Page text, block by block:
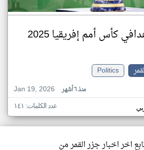
كأس أمم إفريقيا 2025
Politics
Jan 19, 2026
منذ ٦ أشهر
عدد الكلمات: ١٤١
اخر اخبار جزر القمر من